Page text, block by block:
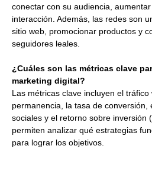
conectar con su audiencia,
interacción. Además, las redes son
sitio web, promocionar productos y
seguidores leales.
¿Cuáles son las métricas clave
marketing digital?
Las métricas clave incluyen el
permanencia, la tasa de conversión,
sociales y el retorno sobre inversión
permiten analizar qué estrategias
para lograr los objetivos.